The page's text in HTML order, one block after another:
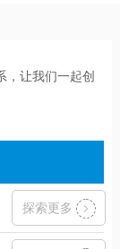
，让我们一起创
探索更多